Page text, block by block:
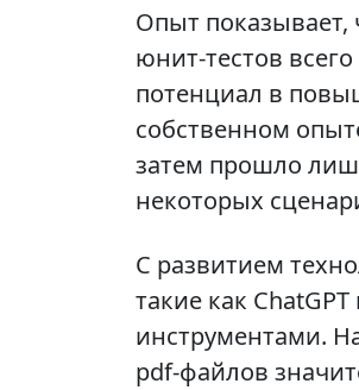
Опыт показывает,
юнит-тестов
потенциал в
собственном
затем прошло
некоторых
С развитием
такие как
инструментами.
pdf-файлов